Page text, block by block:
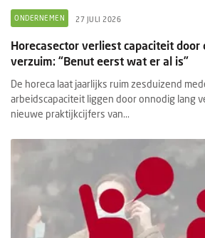
ONDERNEMEN 27 JULI 2026
Horecasector verliest capaciteit door
verzuim: “Benut eerst wat er al is”
De horeca laat jaarlijks ruim zesduizend
arbeidscapaciteit liggen door onnodig lang
nieuwe praktijkcijfers van...